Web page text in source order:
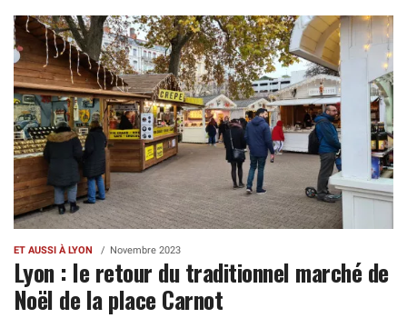
ET AUSSI À LYON Novembre 2023
Lyon : le retour du traditionnel marché de
Noël de la place Carnot